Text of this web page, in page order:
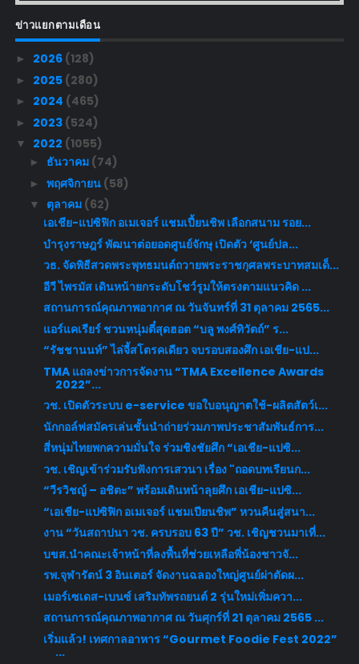
ข่าวแยกตามเดือน
► 2026 (128)
► 2025 (280)
► 2024 (465)
► 2023 (524)
▼ 2022 (1055)
► ธันวาคม (74)
► พฤศจิกายน (58)
▼ ตุลาคม (62)
เอเชีย-แปซิฟิก อเมเจอร์ แชมเปี้ยนชิพ เลือกสนาม รอย...
บำรุงราษฎร์ พัฒนาต่อยอดศูนย์จักษุ เปิดตัว ‘ศูนย์ปล...
วธ. จัดพิธีสวดพระพุทธมนต์ถวายพระราชกุศลพระบาทสมเด็...
อีวี ไพรมัส เดินหน้ายกระดับโชว์รูมให้ตรงตามแนวคิด ...
สถานการณ์คุณภาพอากาศ ณ วันจันทร์ที่ 31 ตุลาคม 2565...
แอร์แคเรียร์ ชวนหนุ่มตี๋สุดฮอต “บลู พงศ์ทิวัตถ์” ร...
“รัชชานนท์” ไล่จี้สโตรคเดียว จบรอบสองศึก เอเชีย-แป...
TMA แถลงข่าวการจัดงาน “TMA Excellence Awards
2022”...
วช. เปิดตัวระบบ e-service ขอใบอนุญาตใช้-ผลิตสัตว์เ...
นักกอล์ฟสมัครเล่นชั้นนำถ่ายร่วมภาพประชาสัมพันธ์การ...
สี่หนุ่มไทยพกความมั่นใจ ร่วมชิงชัยศึก “เอเชีย-แปซิ...
วช. เชิญเข้าร่วมรับฟังการเสวนา เรื่อง "ถอดบทเรียนก...
“วีรวิชญ์ – อชิตะ” พร้อมเดินหน้าลุยศึก เอเชีย-แปซิ...
“เอเชีย-แปซิฟิก อเมเจอร์ แชมเปียนชิพ” หวนคืนสู่สนา...
งาน “วันสถาปนา วช. ครบรอบ 63 ปี” วช. เชิญชวนมาเที่...
บขส.นำคณะเจ้าหน้าที่ลงพื้นที่ช่วยเหลือพี่น้องชาวจั...
รพ.จุฬารัตน์ 3 อินเตอร์ จัดงานฉลองใหญ่ศูนย์ผ่าตัดผ...
เมอร์เซเดส-เบนซ์ เสริมทัพรถยนต์ 2 รุ่นใหม่เพิ่มควา...
สถานการณ์คุณภาพอากาศ ณ วันศุกร์ที่ 21 ตุลาคม 2565 ...
เริ่มแล้ว! เทศกาลอาหาร “Gourmet Foodie Fest 2022”
...